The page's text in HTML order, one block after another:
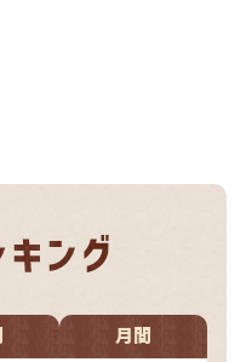
～ やすとものいたっ
なんでやねん！？」
にする？～
２
月間